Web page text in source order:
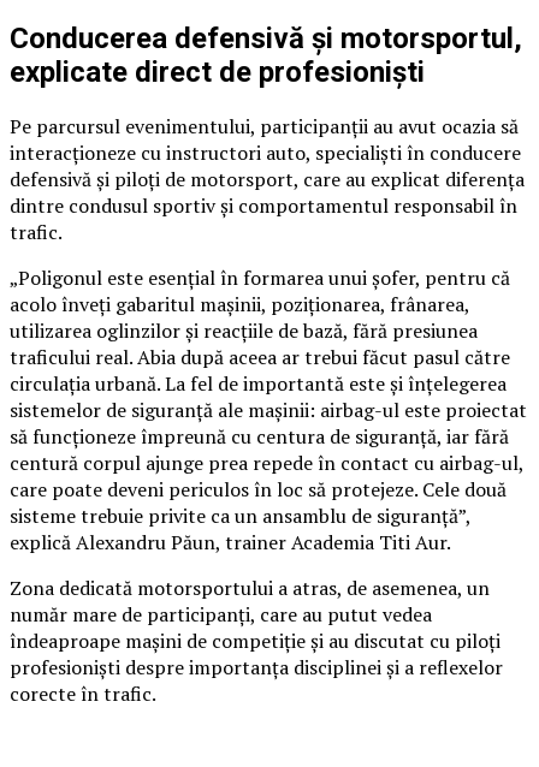
Conducerea defensivă și motorsportul,
explicate direct de profesioniști
Pe parcursul evenimentului, participanții au avut ocazia să
interacționeze cu instructori auto, specialiști în conducere
defensivă și piloți de motorsport, care au explicat diferența
dintre condusul sportiv și comportamentul responsabil în
trafic.
„Poligonul este esențial în formarea unui șofer, pentru că
acolo înveți gabaritul mașinii, poziționarea, frânarea,
utilizarea oglinzilor și reacțiile de bază, fără presiunea
traficului real. Abia după aceea ar trebui făcut pasul către
circulația urbană. La fel de importantă este și înțelegerea
sistemelor de siguranță ale mașinii: airbag-ul este proiectat
să funcționeze împreună cu centura de siguranță, iar fără
centură corpul ajunge prea repede în contact cu airbag-ul,
care poate deveni periculos în loc să protejeze. Cele două
sisteme trebuie privite ca un ansamblu de siguranță”,
explică Alexandru Păun, trainer Academia Titi Aur.
Zona dedicată motorsportului a atras, de asemenea, un
număr mare de participanți, care au putut vedea
îndeaproape mașini de competiție și au discutat cu piloți
profesioniști despre importanța disciplinei și a reflexelor
corecte în trafic.